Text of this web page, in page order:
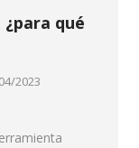
qué
2023